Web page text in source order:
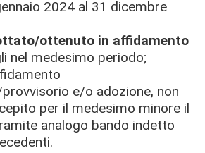
2024 al 31 dicembre
ottenuto in affidamento
nel medesimo periodo;
e/o adozione, non
per il medesimo minore il
analogo bando indetto